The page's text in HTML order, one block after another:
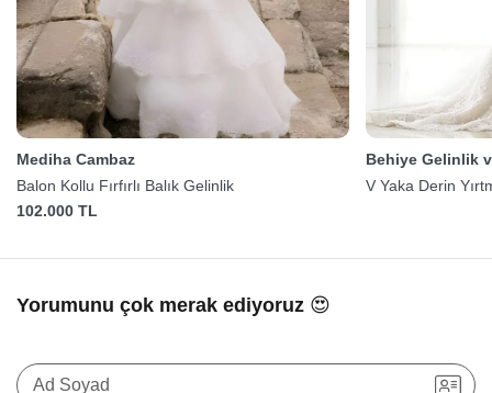
Mediha Cambaz
Balon Kollu Fırfırlı Balık Gelinlik
102.000 TL
Behiye Gelinlik
V Yaka Derin
Yorumunu çok merak ediyoruz 😍
Ad Soyad